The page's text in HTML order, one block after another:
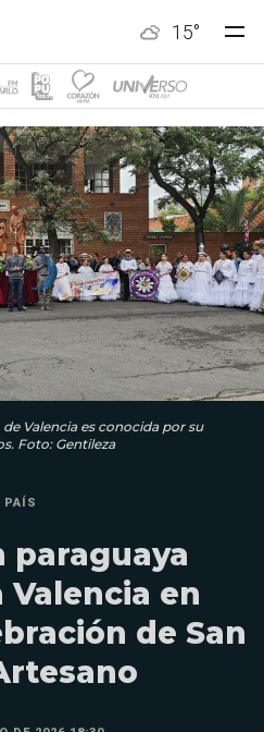
15°
Valencia es conocida por su
Foto: Gentileza
PAÍS
paraguaya
en
de San